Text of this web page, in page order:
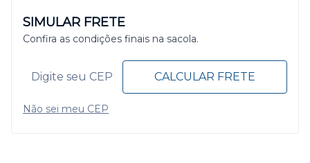
SIMULAR FRETE
Confira as condições finais na sacola.
CALCULAR FRETE
Não sei meu CEP